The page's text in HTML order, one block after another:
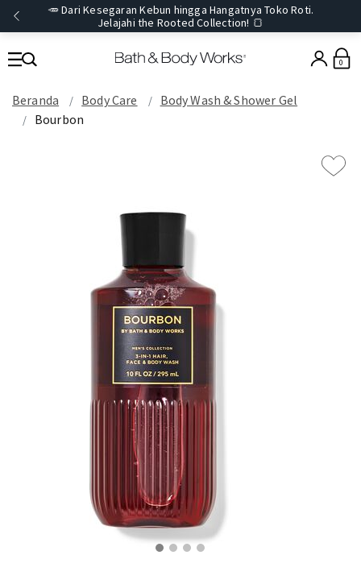
🥕 Dari Kesegaran Kebun hingga Hangatnya Toko Roti.
Jelajahi the Rooted Collection! 🍞
0
Beranda Body Care
Body Wash & Shower Gel
Bourbon